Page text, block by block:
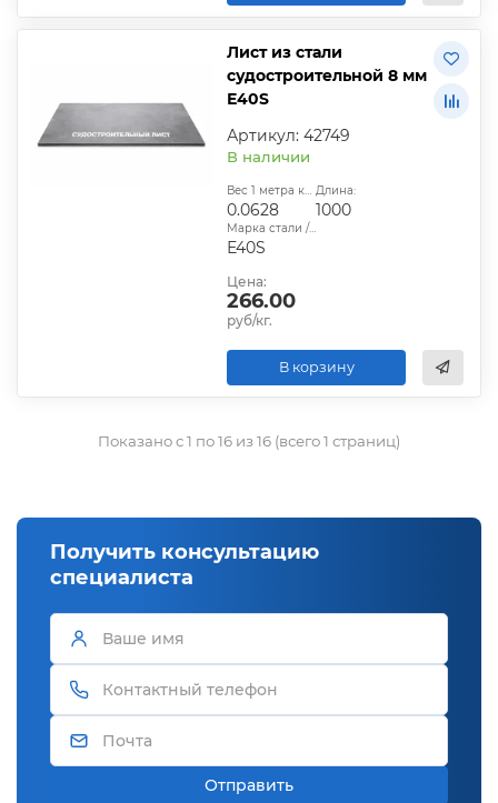
Лист из стали
судостроительной 8 мм
Е40S
Артикул: 42749
В наличии
Вес 1 метра квадратного, т:
0.0628
Длина:
1000
Марка стали / сплава:
Е40S
Цена:
266.00
руб/кг.
В корзину
Показано с 1 по 16 из 16 (всего 1 страниц)
Получить консультацию
специалиста
Отправить